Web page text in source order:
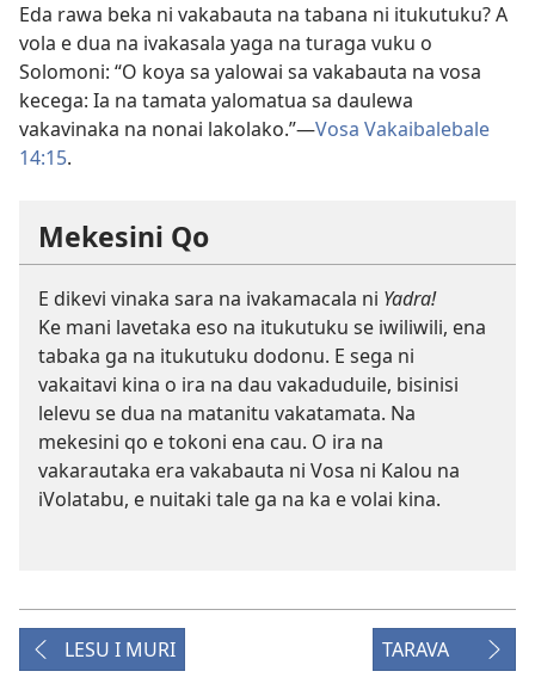
Eda rawa beka ni vakabauta na tabana ni itukutuku? A
vola e dua na ivakasala yaga na turaga vuku o
Solomoni: “O koya sa yalowai sa vakabauta na vosa
kecega: Ia na tamata yalomatua sa daulewa
vakavinaka na nonai lakolako.”​—Vosa Vakaibalebale
14:15.
Mekesini Qo
E dikevi vinaka sara na ivakamacala ni Yadra!
Ke mani lavetaka eso na itukutuku se iwiliwili, ena
tabaka ga na itukutuku dodonu. E sega ni
vakaitavi kina o ira na dau vakaduduile, bisinisi
lelevu se dua na matanitu vakatamata. Na
mekesini qo e tokoni ena cau. O ira na
vakarautaka era vakabauta ni Vosa ni Kalou na
iVolatabu, e nuitaki tale ga na ka e volai kina.
LESU I MURI TARAVA